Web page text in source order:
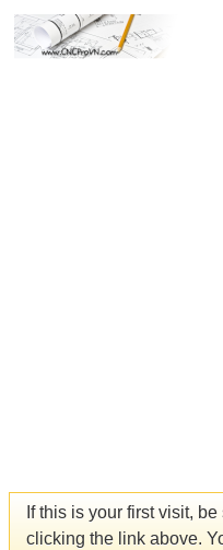
If this is your first visit,
clicking the link above.